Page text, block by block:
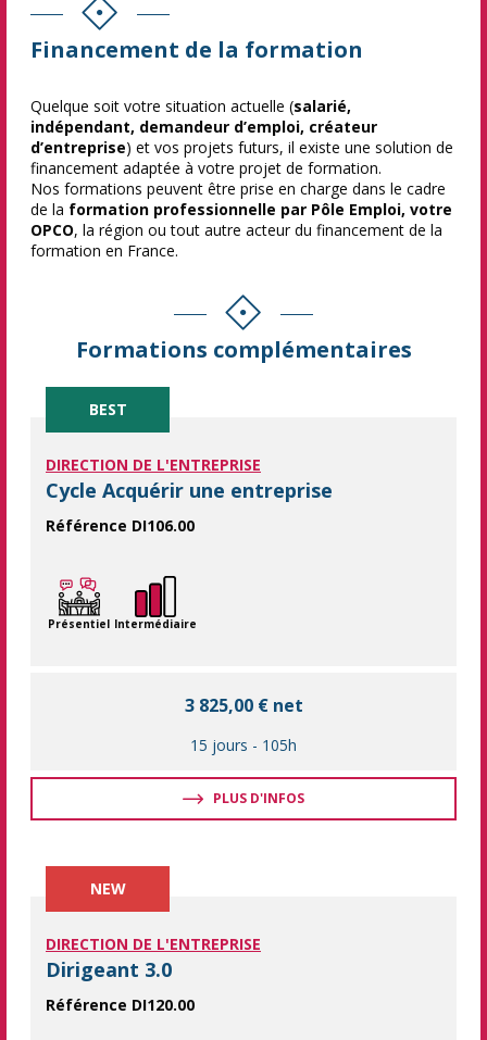
Financement de la formation
Quelque soit votre situation actuelle (salarié,
indépendant, demandeur d’emploi, créateur
d’entreprise) et vos projets futurs, il existe une solution de
financement adaptée à votre projet de formation.
Nos formations peuvent être prise en charge dans le cadre
de la formation professionnelle par Pôle Emploi, votre
OPCO, la région ou tout autre acteur du financement de la
formation en France.
Formations complémentaires
BEST
DIRECTION DE L'ENTREPRISE
Cycle Acquérir une entreprise
Référence DI106.00
Présentiel Intermédiaire
3 825,00 € net
15 jours - 105h
PLUS D'INFOS
NEW
DIRECTION DE L'ENTREPRISE
Dirigeant 3.0
Référence DI120.00